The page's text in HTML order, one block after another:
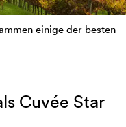
einige der besten
Cuvée Star